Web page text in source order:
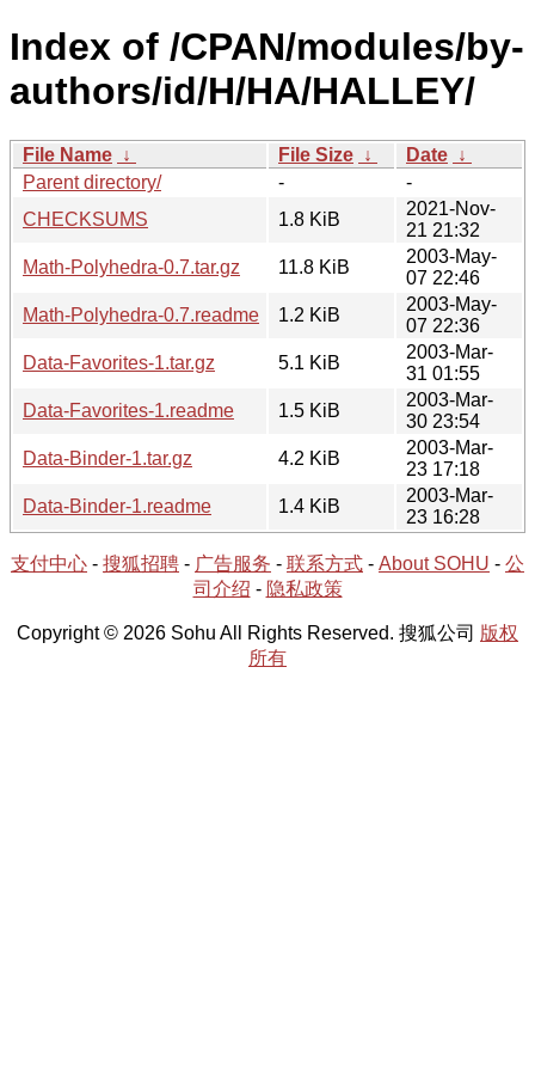
Index of /CPAN/modules/by-
authors/id/H/HA/HALLEY/
File Name ↓ File Size ↓ Date ↓
Parent directory/
-
-
CHECKSUMS
1.8 KiB
2021-Nov-
21 21:32
Math-Polyhedra-0.7.tar.gz
11.8 KiB
2003-May-
07 22:46
Math-Polyhedra-0.7.readme
1.2 KiB
2003-May-
07 22:36
Data-Favorites-1.tar.gz
5.1 KiB
2003-Mar-
31 01:55
Data-Favorites-1.readme
1.5 KiB
2003-Mar-
30 23:54
Data-Binder-1.tar.gz
4.2 KiB
2003-Mar-
23 17:18
Data-Binder-1.readme
1.4 KiB
2003-Mar-
23 16:28
支付中心 - 搜狐招聘 - 广告服务 - 联系方式 - About SOHU - 公
司介绍 - 隐私政策
Copyright © 2026 Sohu All Rights Reserved. 搜狐公司 版权
所有